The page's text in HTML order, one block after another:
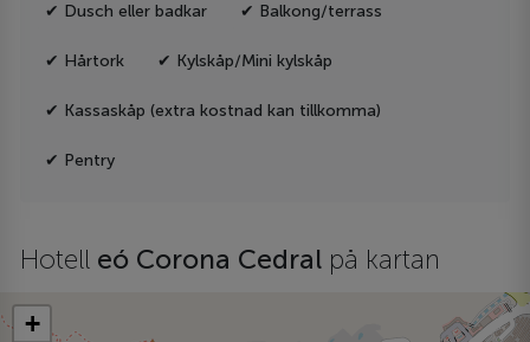
✔ Dusch eller badkar ✔ Balkong/terrass
✔ Hårtork ✔ Kylskåp/Mini kylskåp
✔ Kassaskåp (extra kostnad kan tillkomma)
✔ Pentry
Hotell eó Corona Cedral på kartan
+